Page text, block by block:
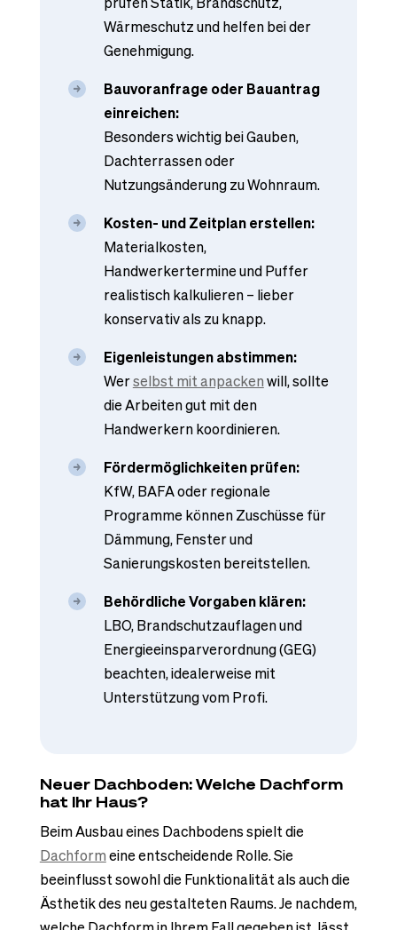
Wärmeschutz und helfen bei der
Genehmigung.
Bauvoranfrage oder Bauantrag
einreichen:
Besonders wichtig bei Gauben,
Dachterrassen oder
Nutzungsänderung zu Wohnraum.
Kosten- und Zeitplan erstellen:
Materialkosten,
Handwerkertermine und Puffer
realistisch kalkulieren – lieber
konservativ als zu knapp.
Eigenleistungen abstimmen:
Werselbst mit anpackenwill, sollte
die Arbeiten gut mit den
Handwerkern koordinieren.
Fördermöglichkeiten prüfen:
KfW, BAFA oder regionale
Programme können Zuschüsse für
Dämmung, Fenster und
Sanierungskosten bereitstellen.
Behördliche Vorgaben klären:
LBO, Brandschutzauflagen und
Energieeinsparverordnung (GEG)
beachten, idealerweise mit
Unterstützung vom Profi.
Neuer Dachboden: Welche Dachform
hat Ihr Haus?
Beim Ausbau eines Dachbodens spielt die
Dachformeine entscheidende Rolle. Sie
beeinflusst sowohl die Funktionalität als auch die
Ästhetik des neu gestalteten Raums. Je nachdem,